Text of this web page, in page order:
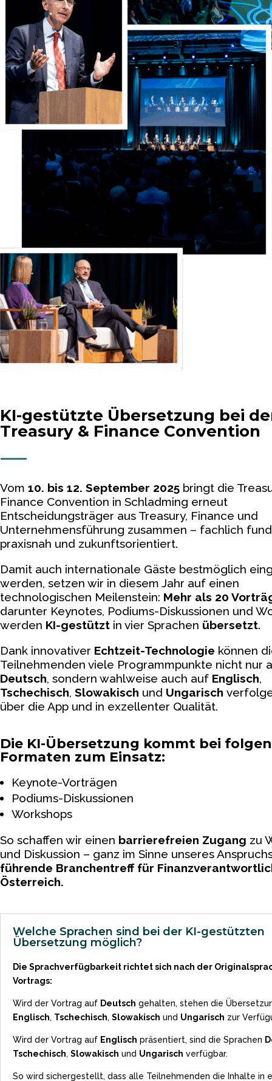
KI-gestützte Übersetzung bei
Treasury & Finance Convention
Vom 10. bis 12. September 2025 bringt die
Finance Convention in Schladming erneut
Entscheidungsträger aus Treasury, Finance und
Unternehmensführung zusammen – fachlich
praxisnah und zukunftsorientiert.
Damit auch internationale Gäste bestmöglich
werden, setzen wir in diesem Jahr auf einen
technologischen Meilenstein: Mehr als 20
darunter Keynotes, Podiums-Diskussionen und
werden KI-gestützt in vier Sprachen übersetzt.
Dank innovativer Echtzeit-Technologie können
Teilnehmenden viele Programmpunkte nicht nur
Deutsch, sondern wahlweise auch auf Englisch,
Tschechisch, Slowakisch und Ungarisch
über die App und in exzellenter Qualität.
Die KI-Übersetzung kommt bei
Formaten zum Einsatz:
Keynote-Vorträgen
Podiums-Diskussionen
Workshops
So schaffen wir einen barrierefreien Zugang zu
und Diskussion – ganz im Sinne unseres
führende Branchentreff für
Österreich.
Welche Sprachen sind bei der KI-gestützten
Übersetzung möglich?
Die Sprachverfügbarkeit richtet sich nach der
Vortrags:
Wird der Vortrag auf Deutsch gehalten, stehen die
Englisch, Tschechisch, Slowakisch und Ungarisch zur
Wird der Vortrag auf Englisch präsentiert, sind die Sprachen
Tschechisch, Slowakisch und Ungarisch verfügbar.
So wird sichergestellt, dass alle Teilnehmenden die Inhalte in